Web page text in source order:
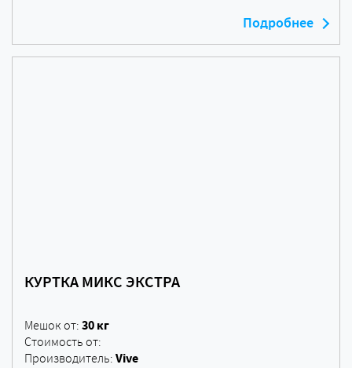
Подробнее
КУРТКА МИКС ЭКСТРА
Мешок от: 30 кг
Стоимость от:
Производитель: Vive